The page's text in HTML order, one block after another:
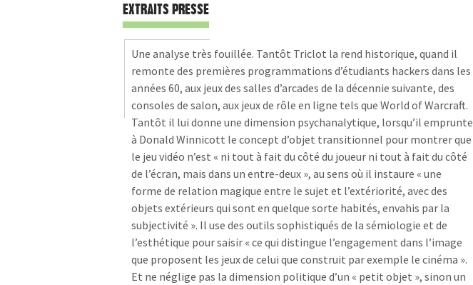
EXTRAITS PRESSE
Une analyse très fouillée. Tantôt Triclot la rend historique, quand il
remonte des premières programmations d’étudiants hackers dans les
années 60, aux jeux des salles d’arcades de la décennie suivante, des
consoles de salon, aux jeux de rôle en ligne tels que World of Warcraft.
Tantôt il lui donne une dimension psychanalytique, lorsqu’il emprunte
à Donald Winnicott le concept d’objet transitionnel pour montrer que
le jeu vidéo n’est « ni tout à fait du côté du joueur ni tout à fait du côté
de l’écran, mais dans un entre-deux », au sens où il instaure « une
forme de relation magique entre le sujet et l’extériorité, avec des
objets extérieurs qui sont en quelque sorte habités, envahis par la
subjectivité ». Il use des outils sophistiqués de la sémiologie et de
l’esthétique pour saisir « ce qui distingue l’engagement dans l’image
que proposent les jeux de celui que construit par exemple le cinéma ».
Et ne néglige pas la dimension politique d’un « petit objet », sinon un